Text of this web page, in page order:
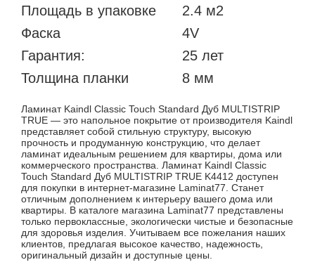
Площадь в упаковке
2.4 м2
Фаска
4V
Гарантия:
25 лет
Толщина планки
8 мм
Ламинат Kaindl Classic Touch Standard Дуб MULTISTRIP
TRUE — это напольное покрытие от производителя Kaindl
представляет собой стильную структуру, высокую
прочность и продуманную конструкцию, что делает
ламинат идеальным решением для квартиры, дома или
коммерческого пространства. Ламинат Kaindl Classic
Touch Standard Дуб MULTISTRIP TRUE K4412 доступен
для покупки в интернет-магазине Laminat77. Станет
отличным дополнением к интерьеру вашего дома или
квартиры. В каталоге магазина Laminat77 представлены
только первоклассные, экологически чистые и безопасные
для здоровья изделия. Учитываем все пожелания наших
клиентов, предлагая высокое качество, надежность,
оригинальный дизайн и доступные цены.